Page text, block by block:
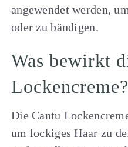
angewendet werden,
oder zu bändigen.
Was bewirkt
Lockencreme?
Die Cantu
um lockiges Haar zu